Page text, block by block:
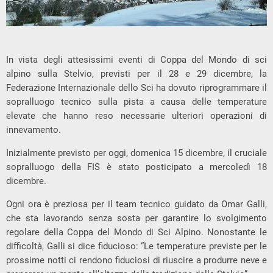
In vista degli attesissimi eventi di Coppa del Mondo di sci
alpino sulla Stelvio, previsti per il 28 e 29 dicembre, la
Federazione Internazionale dello Sci ha dovuto riprogrammare il
sopralluogo tecnico sulla pista a causa delle temperature
elevate che hanno reso necessarie ulteriori operazioni di
innevamento.
Inizialmente previsto per oggi, domenica 15 dicembre, il cruciale
sopralluogo della FIS è stato posticipato a mercoledì 18
dicembre.
Ogni ora è preziosa per il team tecnico guidato da Omar Galli,
che sta lavorando senza sosta per garantire lo svolgimento
regolare della Coppa del Mondo di Sci Alpino. Nonostante le
difficoltà, Galli si dice fiducioso: “Le temperature previste per le
prossime notti ci rendono fiduciosi di riuscire a produrre neve e